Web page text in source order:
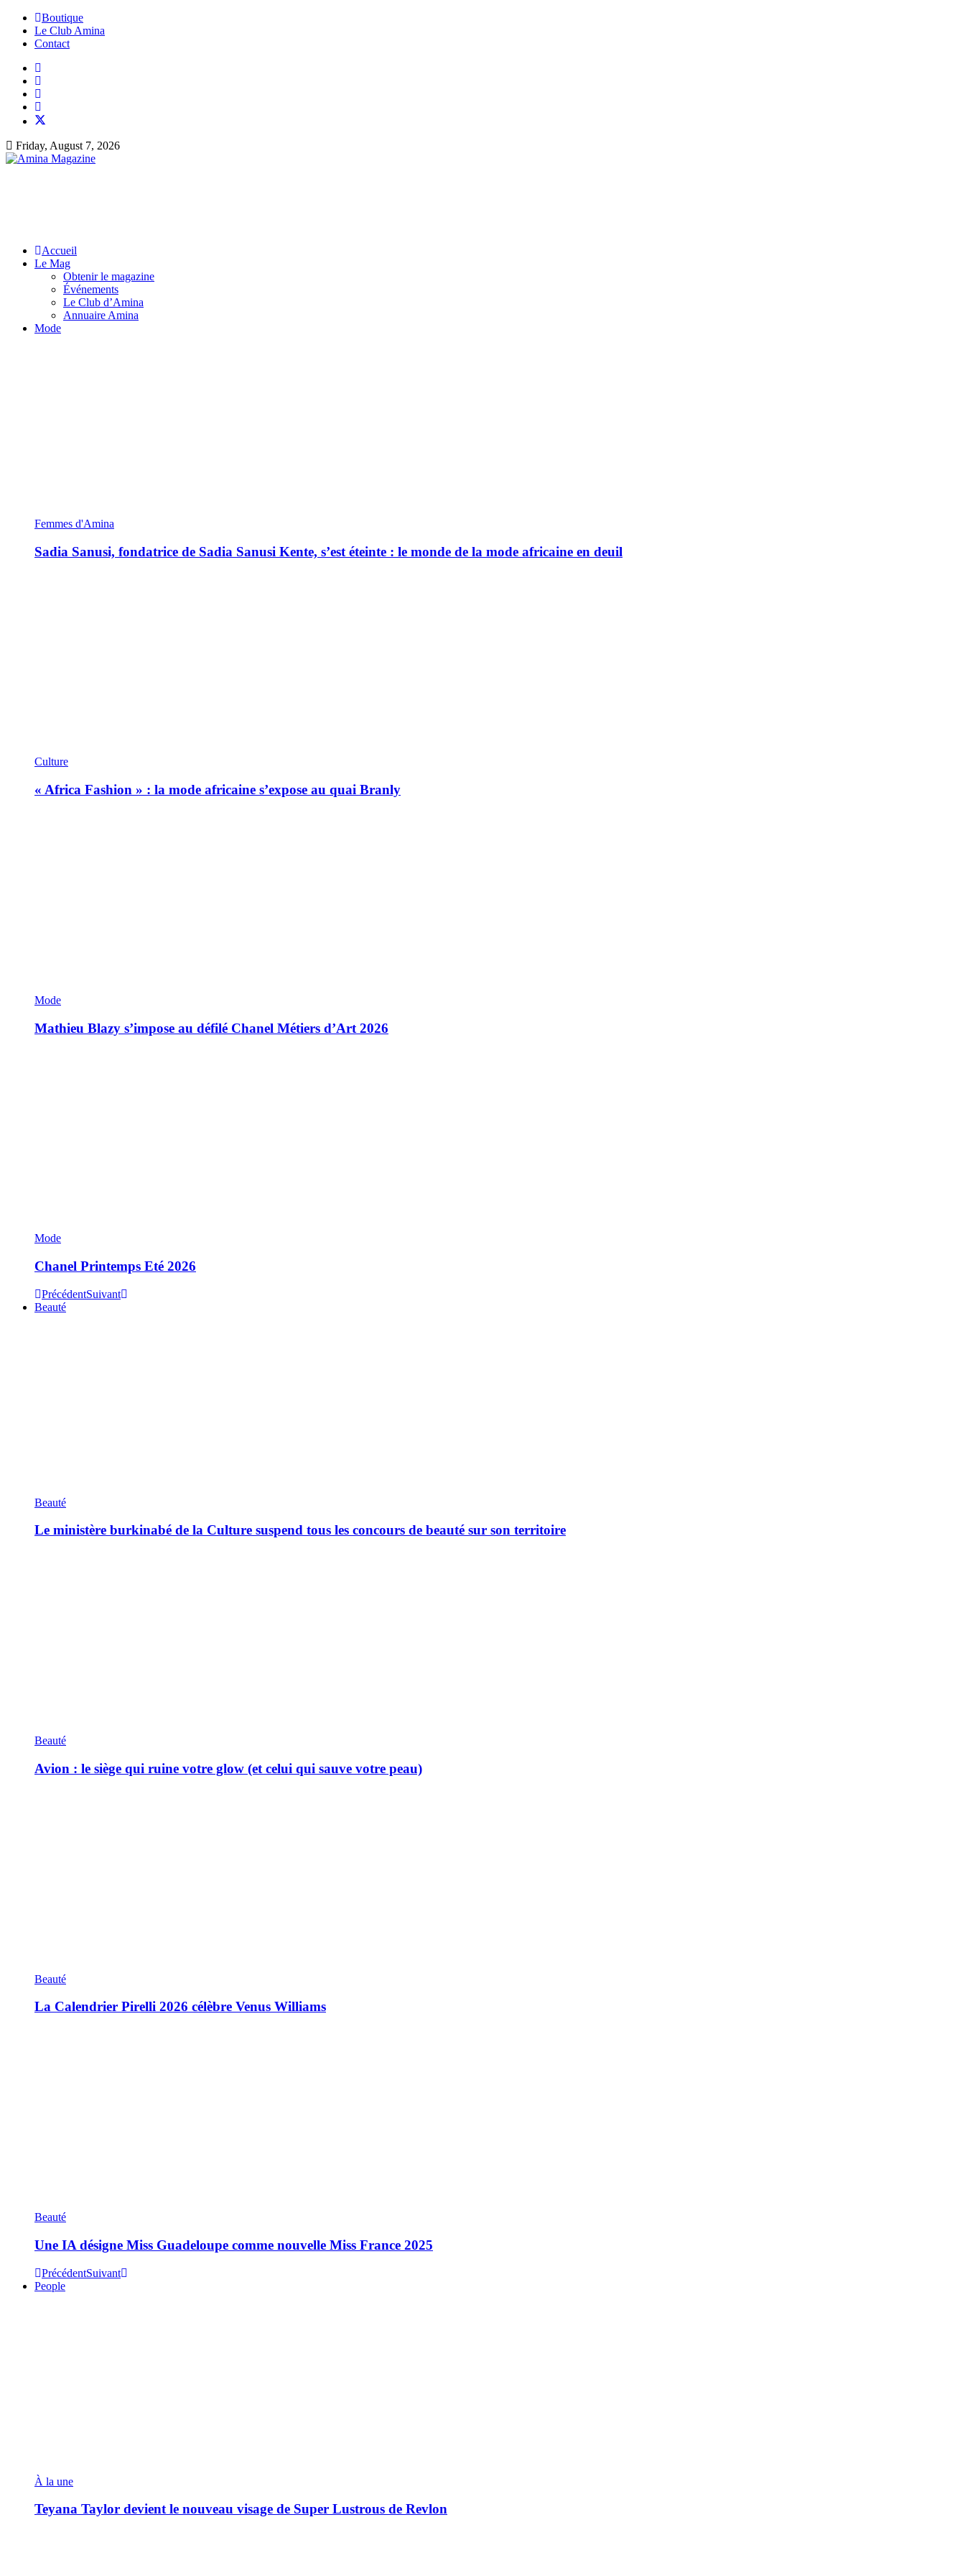
Boutique
Le Club Amina
Contact
Friday, August 7, 2026
Accueil
Le Mag
Obtenir le magazine
Événements
Le Club d’Amina
Annuaire Amina
Mode
Femmes d'Amina
Sadia Sanusi, fondatrice de Sadia Sanusi Kente, s’est éteinte : le monde de la mode africaine en deuil
Culture
« Africa Fashion » : la mode africaine s’expose au quai Branly
Mode
Mathieu Blazy s’impose au défilé Chanel Métiers d’Art 2026
Mode
Chanel Printemps Eté 2026
PrécédentSuivant
Beauté
Beauté
Le ministère burkinabé de la Culture suspend tous les concours de beauté sur son territoire
Beauté
Avion : le siège qui ruine votre glow (et celui qui sauve votre peau)
Beauté
La Calendrier Pirelli 2026 célèbre Venus Williams
Beauté
Une IA désigne Miss Guadeloupe comme nouvelle Miss France 2025
PrécédentSuivant
People
À la une
Teyana Taylor devient le nouveau visage de Super Lustrous de Revlon